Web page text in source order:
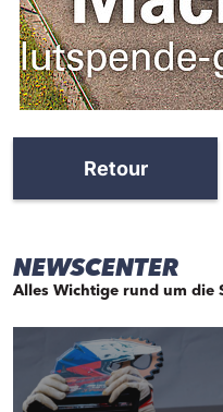
Retour
NEWSCENTER
Alles Wichtige rund um die